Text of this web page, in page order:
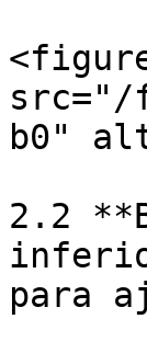
src="/
b0"
2.2
para